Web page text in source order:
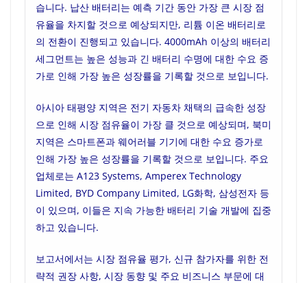
습니다. 납산 배터리는 예측 기간 동안 가장 큰 시장 점
유율을 차지할 것으로 예상되지만, 리튬 이온 배터리로
의 전환이 진행되고 있습니다. 4000mAh 이상의 배터리
세그먼트는 높은 성능과 긴 배터리 수명에 대한 수요 증
가로 인해 가장 높은 성장률을 기록할 것으로 보입니다.
아시아 태평양 지역은 전기 자동차 채택의 급속한 성장
으로 인해 시장 점유율이 가장 클 것으로 예상되며, 북미
지역은 스마트폰과 웨어러블 기기에 대한 수요 증가로
인해 가장 높은 성장률을 기록할 것으로 보입니다. 주요
업체로는 A123 Systems, Amperex Technology
Limited, BYD Company Limited, LG화학, 삼성전자 등
이 있으며, 이들은 지속 가능한 배터리 기술 개발에 집중
하고 있습니다.
보고서에서는 시장 점유율 평가, 신규 참가자를 위한 전
략적 권장 사항, 시장 동향 및 주요 비즈니스 부문에 대